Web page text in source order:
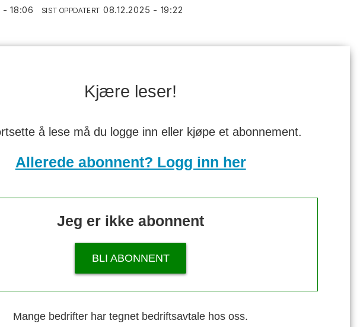
- 18:06 SIST OPPDATERT 08.12.2025 - 19:22
Kjære leser!
å lese må du logge inn eller kjøpe et abonnement.
Allerede abonnent? Logg inn her
Jeg er ikke abonnent
BLI ABONNENT
Mange bedrifter har tegnet bedriftsavtale hos oss.